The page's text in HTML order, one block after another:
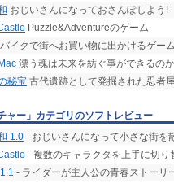
おじいさんになっておさんぽしよう!
Puzzle&Adventureのゲーム
バイクで街へお買い物に出かけるゲー
漂う魂は未来を紡ぐ事ができるのか
秘宝 古代遺跡として発掘された忍者
ャー」カテゴリのソフトレビュー
1.0 - おじいさんになって小さな街を
- 複数のキャラクタを上手に切
- ライダーが主人公の青春ストーリ